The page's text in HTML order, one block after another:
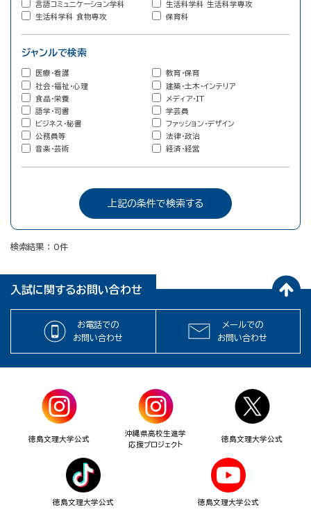
言語コミュニケーション学科
生活科学科 生活科学専攻
生活科学科 食物専攻
保育科
ジャンルで検索
医療・看護
教育・保育
社会・福祉・心理
建築・土木・インテリア
食品・栄養
メディア・IT
語学・司書
学芸員
ビジネス・秘書
ファッション・デザイン
公務員等
法律・政治
音楽・芸術
経済・経営
検索結果 0件
入試に関するお問い合わせ
お電話での
お問い合わせ
メールでの
お問い合わせ
徳島文理大学公式
沖縄県高校生進学
応援プロジェクト
徳島文理大学公式
徳島文理大学公式 徳島文理大学公式